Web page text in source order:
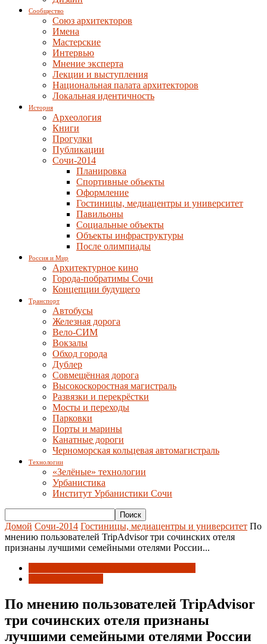
Сообщество
Союз архитекторов
Имена
Мастерские
Интервью
Мнение эксперта
Лекции и выступления
Национальная палата архитекторов
Локальная идентичность
История
Археология
Книги
Прогулки
Публикации
Сочи-2014
Планировка
Спортивные объекты
Оформление
Гостиницы, медиацентры и университет
Павильоны
Социальные объекты
Объекты инфраструктуры
После олимпиады
Россия и Мир
Архитектурное кино
Города-побратимы Сочи
Концепции будущего
Транспорт
Автобусы
Железная дорога
Вело-СИМ
Вокзалы
Обход города
Дублер
Совмещённая дорога
Высокоскоростная магистраль
Развязки и перекрёстки
Мосты и переходы
Парковки
Порты и марины
Канатные дороги
Черноморская кольцевая автомагистраль
Технологии
«Зелёные» технологии
Урбанистика
Институт Урбанистики Сочи
Домой Сочи-2014 Гостиницы, медиацентры и университет По
мнению пользователей TripAdvisor три сочинских отеля
признаны лучшими семейными отелями России...
По мнению пользователей TripAdvisor
три сочинских отеля признаны
лучшими семейными отелями России